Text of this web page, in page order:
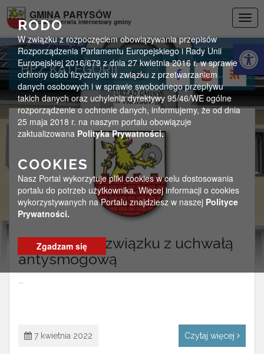
RODO
W związku z rozpoczęciem obowiązywania przepisów
Rozporządzenia Parlamentu Europejskiego i Rady Unii
Europejskiej 2016/679 z dnia 27 kwietnia 2016 r. w sprawie
ochrony osób fizycznych w związku z przetwarzaniem
danych osobowych i w sprawie swobodnego przepływu
takich danych oraz uchylenia dyrektywy 95/46/WE ogólne
rozporządzenie o ochronie danych, informujemy, że od dnia
25 maja 2018 r. na naszym portalu obowiązuje
zaktualizowana Polityka Prywatności.
COOKIES
Nasz Portal wykorzytuje pliki cookies w celu dostosowania
portalu do potrzeb użytkownika. Więcej informacji o cookies
wykorzystywanych na Portalu znajdziesz w naszej Polityce
Prywatności.
Zgadzam się
GMINA PARYSÓW
Oficjalny serwis internetowy gminy
BEZ KATEGORII
Spotkanie w związku z uchwałą
antysmogową
7 kwietnia 2022 Czytaj więcej